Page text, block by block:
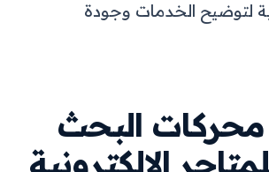
لتوضيح الخدمات وجودة
البحث